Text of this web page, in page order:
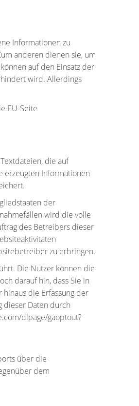
Informationen zu
anderen dienen sie, um
auf den Einsatz der
wird. Allerdings
EU-Seite
die auf
erzeugten Informationen
der
wird die volle
des Betreibers dieser
zu erbringen.
Die Nutzer können die
darauf hin, dass Sie in
die Erfassung der
dieser Daten durch
dlpage/gaoptout?
über die
dem